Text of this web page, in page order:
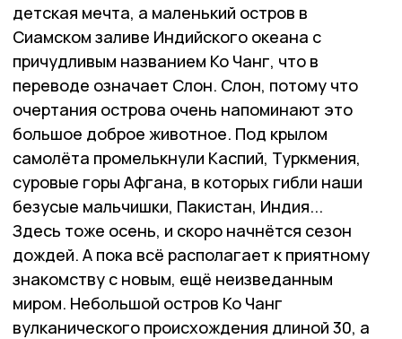
детская мечта, а маленький остров в
Сиамском заливе Индийского океана с
причудливым названием Ко Чанг, что в
переводе означает Слон. Слон, потому что
очертания острова очень напоминают это
большое доброе животное. Под крылом
самолёта промелькнули Каспий, Туркмения,
суровые горы Афгана, в которых гибли наши
безусые мальчишки, Пакистан, Индия...
Здесь тоже осень, и скоро начнётся сезон
дождей. А пока всё располагает к приятному
знакомству с новым, ещё неизведанным
миром. Небольшой остров Ко Чанг
вулканического происхождения длиной 30, а